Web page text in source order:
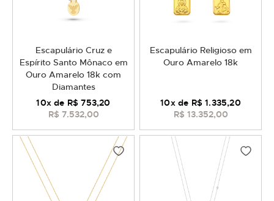
Escapulário Cruz e
Espírito Santo Mônaco em
Ouro Amarelo 18k com
Diamantes
R$ 7.532,00
10x de R$ 753,20
Escapulário Religioso em
Ouro Amarelo 18k
R$ 13.352,00
10x de R$ 1.335,20